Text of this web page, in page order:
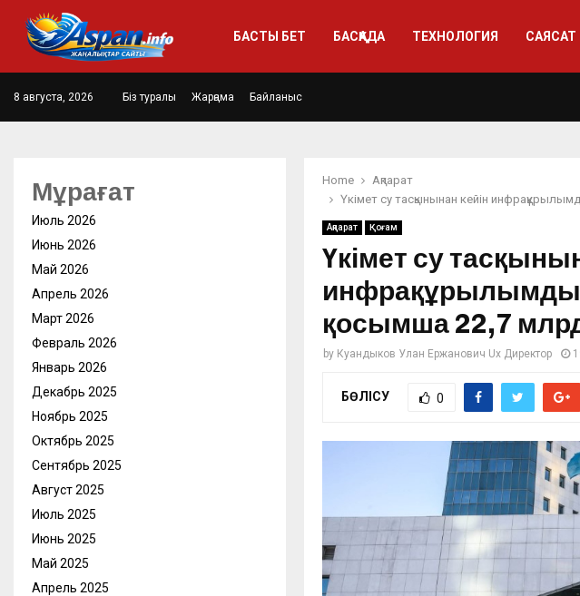
БАСТЫ БЕТ БАСҚАДА ТЕХНОЛОГИЯ САЯСАТ
8 августа, 2026 Біз туралы Жарңама Байланыс
Home
Ақпарат
Үкімет су тасқынынан кейін
Ақпарат Қоғам
Үкімет су
инфрақұрылымды
қосымша 22,7
by Куандыков Улан Ержанович Ux Директор
БӨЛІСУ 0
Мұрағат
Июль 2026
Июнь 2026
Май 2026
Апрель 2026
Март 2026
Февраль 2026
Январь 2026
Декабрь 2025
Ноябрь 2025
Октябрь 2025
Сентябрь 2025
Август 2025
Июль 2025
Июнь 2025
Май 2025
Апрель 2025